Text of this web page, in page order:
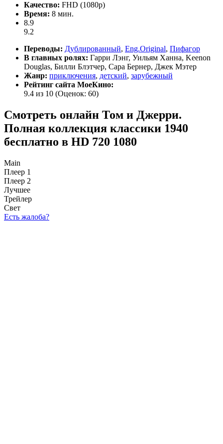
Качество: FHD (1080p)
Время: 8 мин.
8.9
9.2
Переводы: Дублированный, Eng.Original, Пифагор
В главных ролях: Гарри Лэнг, Уильям Ханна, Keenon
Douglas, Билли Блэтчер, Сара Бернер, Джек Мэтер
Жанр: приключения, детский, зарубежный
Рейтинг сайта МоеКино:
9.4 из 10 (Оценок: 60)
Смотреть онлайн Том и Джерри.
Полная коллекция классики 1940
бесплатно в HD 720 1080
Main
Плеер 1
Плеер 2
Лучшее
Трейлер
Свет
Есть жалоба?